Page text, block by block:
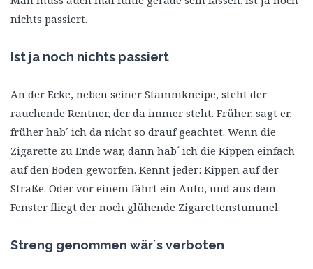
nichts passiert.
Ist ja noch nichts passiert
An der Ecke, neben seiner Stammkneipe, steht der
rauchende Rentner, der da immer steht. Früher, sagt er,
früher hab´ ich da nicht so drauf geachtet. Wenn die
Zigarette zu Ende war, dann hab´ ich die Kippen einfach
auf den Boden geworfen. Kennt jeder: Kippen auf der
Straße. Oder vor einem fährt ein Auto, und aus dem
Fenster fliegt der noch glühende Zigarettenstummel.
Streng genommen wär´s verboten